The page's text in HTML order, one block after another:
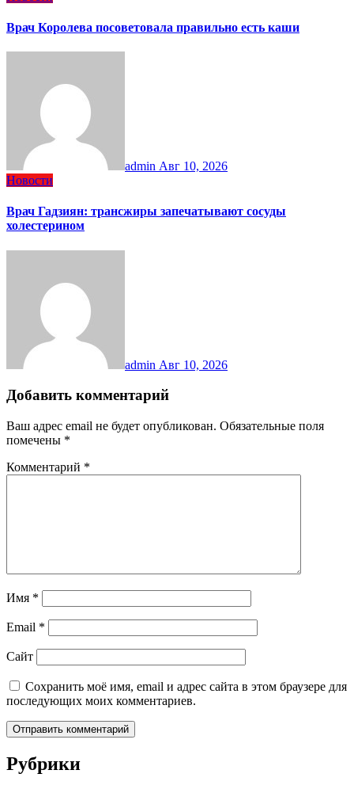
Врач Королева посоветовала правильно есть каши
admin Авг 10, 2026
Новости
Врач Гадзиян: трансжиры запечатывают сосуды
холестерином
admin Авг 10, 2026
Добавить комментарий
Ваш адрес email не будет опубликован. Обязательные поля
помечены *
Комментарий *
Имя *
Email *
Сайт
Сохранить моё имя, email и адрес сайта в этом браузере для
последующих моих комментариев.
Рубрики